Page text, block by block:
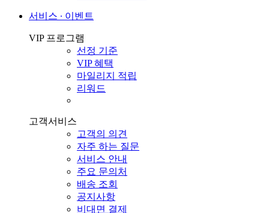
서비스 ∙ 이벤트
VIP 프로그램
선정 기준
VIP 혜택
마일리지 적립
리워드
고객서비스
고객의 의견
자주 하는 질문
서비스 안내
주요 문의처
배송 조회
공지사항
비대면 결제